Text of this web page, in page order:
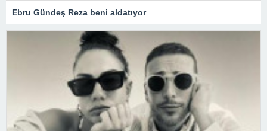
Ebru Gündeş Reza beni aldatıyor